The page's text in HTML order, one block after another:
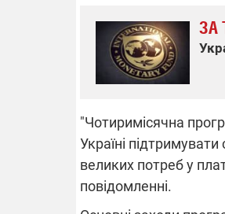
ЗА
"Чотиримісячна
Україні
великих потреб у
повідомленні.